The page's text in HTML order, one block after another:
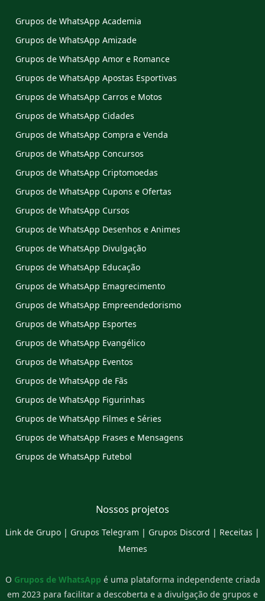
Grupos de WhatsApp Academia
Grupos de WhatsApp Amizade
Grupos de WhatsApp Amor e Romance
Grupos de WhatsApp Apostas Esportivas
Grupos de WhatsApp Carros e Motos
Grupos de WhatsApp Cidades
Grupos de WhatsApp Compra e Venda
Grupos de WhatsApp Concursos
Grupos de WhatsApp Criptomoedas
Grupos de WhatsApp Cupons e Ofertas
Grupos de WhatsApp Cursos
Grupos de WhatsApp Desenhos e Animes
Grupos de WhatsApp Divulgação
Grupos de WhatsApp Educação
Grupos de WhatsApp Emagrecimento
Grupos de WhatsApp Empreendedorismo
Grupos de WhatsApp Esportes
Grupos de WhatsApp Evangélico
Grupos de WhatsApp Eventos
Grupos de WhatsApp de Fãs
Grupos de WhatsApp Figurinhas
Grupos de WhatsApp Filmes e Séries
Grupos de WhatsApp Frases e Mensagens
Grupos de WhatsApp Futebol
Nossos projetos
Link de Grupo | Grupos Telegram | Grupos Discord | Receitas |
Memes
O Grupos de WhatsApp é uma plataforma independente criada
em 2023 para facilitar a descoberta e a divulgação de grupos e